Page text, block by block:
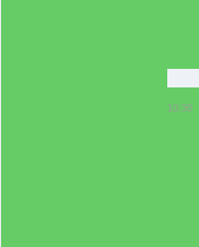
10:36